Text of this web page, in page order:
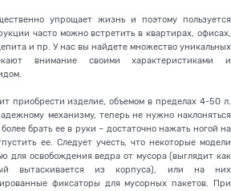
упрощает жизнь и поэтому пользуется
часто можно встретить в квартирах, офисах,
и пр. У нас вы найдете множество уникальных
внимание своими характеристиками и
приобрести изделие, объемом в пределах 4-50 л.
механизму, теперь не нужно наклоняться
брать ее в руки – достаточно нажать ногой на
ее.
Следует учесть, что некоторые модели
для освобождения ведра от мусора (выглядит как
вытаскивается из корпуса), или на них
фиксаторы для мусорных пакетов. При